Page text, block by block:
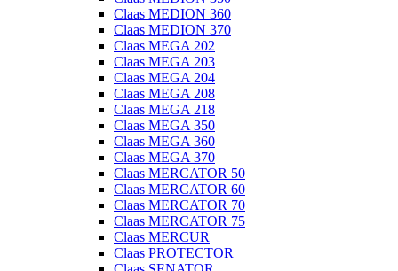
Claas MEDION 360
Claas MEDION 370
Claas MEGA 202
Claas MEGA 203
Claas MEGA 204
Claas MEGA 208
Claas MEGA 218
Claas MEGA 350
Claas MEGA 360
Claas MEGA 370
Claas MERCATOR 50
Claas MERCATOR 60
Claas MERCATOR 70
Claas MERCATOR 75
Claas MERCUR
Claas PROTECTOR